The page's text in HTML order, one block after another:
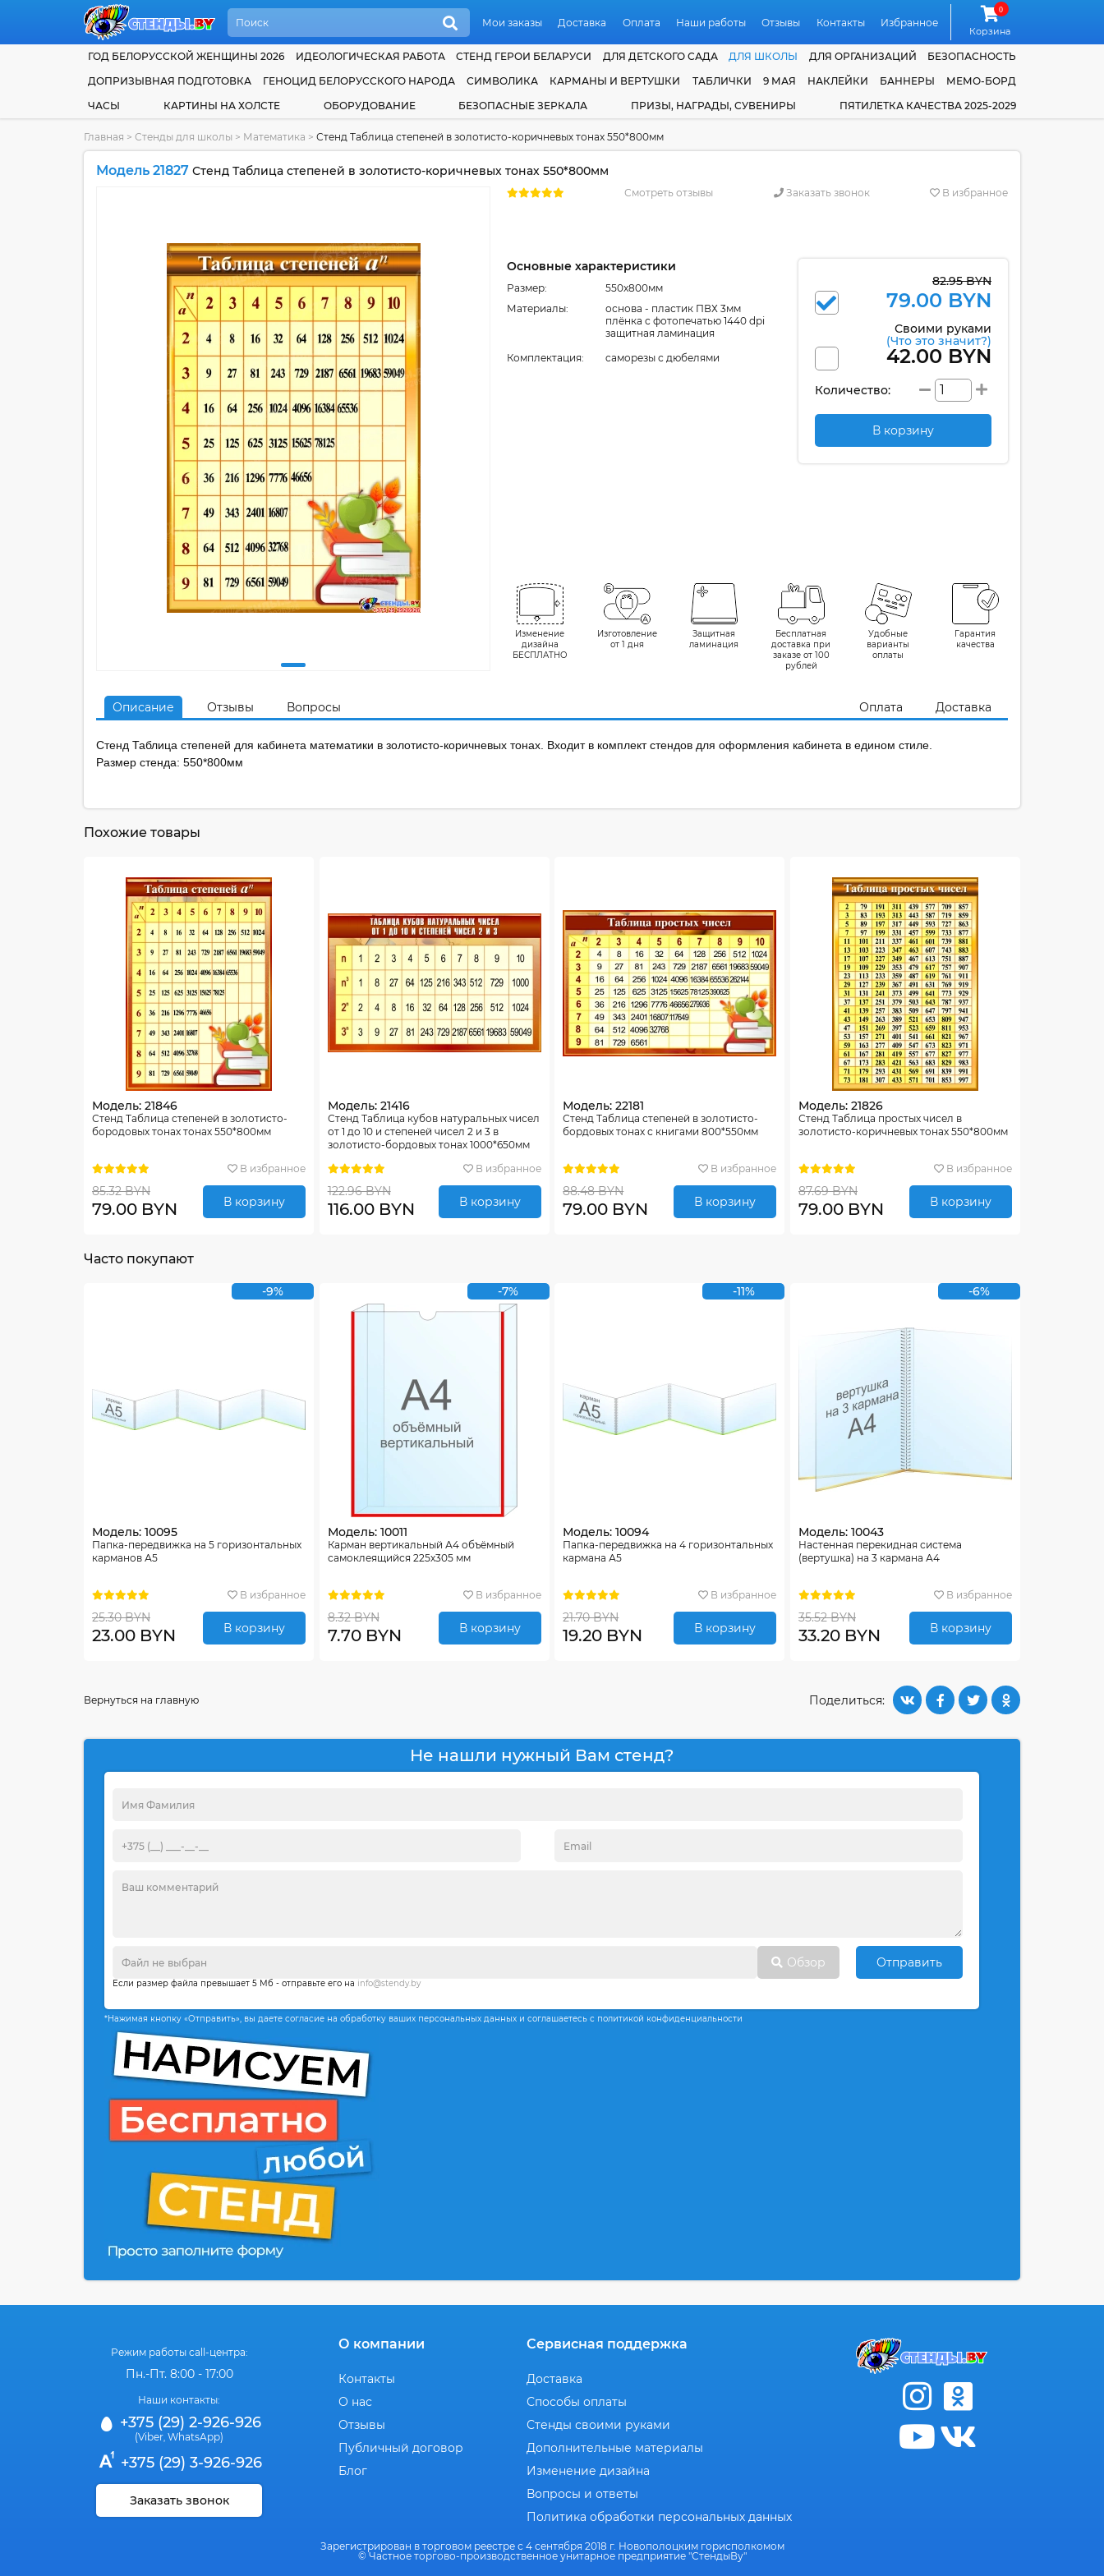
Мои заказы Доставка Оплата Наши работы Отзывы Контакты Избранное
0
Корзина
ГОД БЕЛОРУССКОЙ ЖЕНЩИНЫ 2026 ИДЕОЛОГИЧЕСКАЯ РАБОТА СТЕНД ГЕРОИ БЕЛАРУСИ ДЛЯ ДЕТСКОГО САДА ДЛЯ ШКОЛЫ ДЛЯ ОРГАНИЗАЦИЙ
БЕЗОПАСНОСТЬ
ДОПРИЗЫВНАЯ ПОДГОТОВКА
ГЕНОЦИД БЕЛОРУССКОГО НАРОДА СИМВОЛИКА КАРМАНЫ И ВЕРТУШКИ ТАБЛИЧКИ 9 МАЯ НАКЛЕЙКИ БАННЕРЫ
МЕМО-БОРД
ЧАСЫ
КАРТИНЫ НА ХОЛСТЕ ОБОРУДОВАНИЕ БЕЗОПАСНЫЕ ЗЕРКАЛА ПРИЗЫ, НАГРАДЫ, СУВЕНИРЫ ПЯТИЛЕТКА КАЧЕСТВА 2025-2029
Главная > Стенды для школы > Математика > Стенд Таблица степеней в золотисто-коричневых тонах 550*800мм
Модель 21827 Стенд Таблица степеней в золотисто-коричневых тонах 550*800мм
Смотреть отзывы Заказать звонок В избранное
Основные характеристики
Размер:
550x800мм
Материалы:
основа - пластик ПВХ 3мм
плёнка с фотопечатью 1440 dpi
защитная ламинация
Комплектация:
cаморезы с дюбелями
82.95 BYN
79.00 BYN
Своими руками
(Что это значит?)
42.00 BYN
Количество:
В корзину
Изменение
дизайна
БЕСПЛАТНО
Изготовление
от 1 дня
Защитная
ламинация
Бесплатная
доставка при
заказе от 100
рублей
Удобные
варианты
оплаты
Гарантия
качества
Описание Отзывы Вопросы Оплата Доставка
Стенд Таблица степеней для кабинета математики в золотисто-коричневых тонах. Входит в комплект стендов для оформления кабинета в едином стиле.
Размер стенда: 550*800мм
Похожие товары
Модель: 21846
Стенд Таблица степеней в золотисто-
бородовых тонах тонах 550*800мм
В избранное
85.32 BYN
79.00 BYN В корзину
Модель: 21416
Стенд Таблица кубов натуральных чисел
от 1 до 10 и степеней чисел 2 и 3 в
золотисто-бордовых тонах 1000*650мм
В избранное
122.96 BYN
116.00 BYN В корзину
Модель: 22181
Стенд Таблица степеней в золотисто-
бордовых тонах с книгами 800*550мм
В избранное
88.48 BYN
79.00 BYN В корзину
Модель: 21826
Стенд Таблица простых чисел в
золотисто-коричневых тонах 550*800мм
В избранное
87.69 BYN
79.00 BYN В корзину
Часто покупают
-9%
Модель: 10095
Папка-передвижка на 5 горизонтальных
карманов А5
В избранное
25.30 BYN
23.00 BYN В корзину
-7%
Модель: 10011
Карман вертикальный А4 объёмный
самоклеящийся 225х305 мм
В избранное
8.32 BYN
7.70 BYN В корзину
-11%
Модель: 10094
Папка-передвижка на 4 горизонтальных
кармана А5
В избранное
21.70 BYN
19.20 BYN В корзину
-6%
Модель: 10043
Настенная перекидная система
(вертушка) на 3 кармана А4
В избранное
35.52 BYN
33.20 BYN В корзину
Поделиться:
Вернуться на главную
Не нашли нужный Вам стенд?
Обзор Отправить
Если размер файла превышает 5 Мб - отправьте его на info@stendy.by
*Нажимая кнопку «Отправить», вы даете согласие на обработку ваших персональных данных и соглашаетесь с политикой конфиденциальности
Режим работы call-центра:
Пн.-Пт. 8:00 - 17:00
Наши контакты:
+375 (29) 2-926-926
(Viber, WhatsApp)
+375 (29) 3-926-926
Заказать звонок
О компании
Контакты
О нас
Отзывы
Публичный договор
Блог
Сервисная поддержка
Доставка
Способы оплаты
Стенды своими руками
Дополнительные материалы
Изменение дизайна
Вопросы и ответы
Политика обработки персональных данных
Зарегистрирован в торговом реестре с 4 сентября 2018 г. Новополоцким горисполкомом
© Частное торгово-производственное унитарное предприятие "СтендыВу"